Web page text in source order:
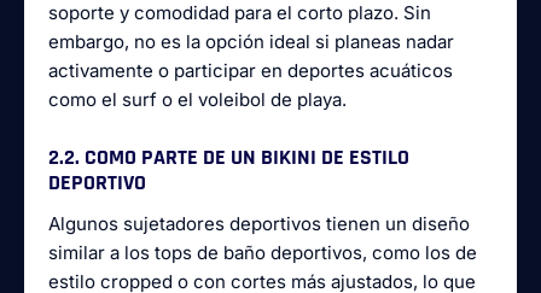
soporte y comodidad para el corto plazo. Sin
embargo, no es la opción ideal si planeas nadar
activamente o participar en deportes acuáticos
como el surf o el voleibol de playa.
2.2. COMO PARTE DE UN BIKINI DE ESTILO
DEPORTIVO
Algunos sujetadores deportivos tienen un diseño
similar a los tops de baño deportivos, como los de
estilo cropped o con cortes más ajustados, lo que